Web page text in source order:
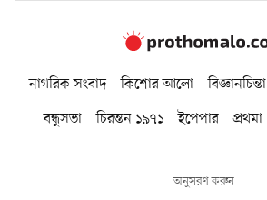
নাগরিক সংবাদ কিশোর আলো বিজ্ঞানচিন্তা
বন্ধুসভা
চিরন্তন ১৯৭১ ইপেপার প্রথমা
অনুসরণ করুন